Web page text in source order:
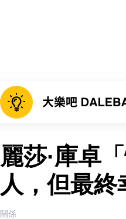
麗莎·庫卓
人，但最終
關係